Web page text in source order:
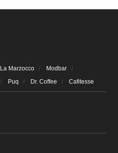
La Marzocco
Modbar
Puq Dr. Coffee Cafitesse